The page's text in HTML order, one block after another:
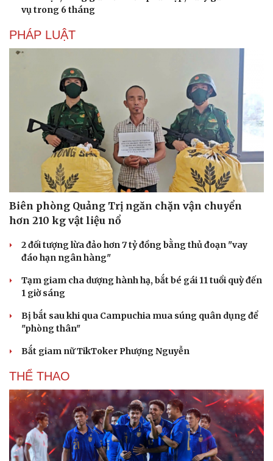
vụ trong 6 tháng
PHÁP LUẬT
Biên phòng Quảng Trị ngăn chặn vận chuyển
hơn 210 kg vật liệu nổ
2 đối tượng lừa đảo hơn 7 tỷ đồng bằng thủ đoạn "vay
đáo hạn ngân hàng"
Tạm giam cha dượng hành hạ, bắt bé gái 11 tuổi quỳ đến
1 giờ sáng
Bị bắt sau khi qua Campuchia mua súng quân dụng để
"phòng thân"
Bắt giam nữ TikToker Phượng Nguyễn
THỂ THAO